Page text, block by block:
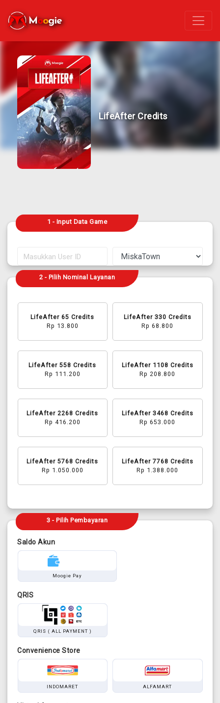
LifeAfter Credits
1 - Input Data Game
2 - Pilih Nominal Layanan
LifeAfter 65 Credits
Rp 13.800
LifeAfter 330 Credits
Rp 68.800
LifeAfter 558 Credits
Rp 111.200
LifeAfter 1108 Credits
Rp 208.800
LifeAfter 2268 Credits
Rp 416.200
LifeAfter 3468 Credits
Rp 653.000
LifeAfter 5768 Credits
Rp 1.050.000
LifeAfter 7768 Credits
Rp 1.388.000
3 - Pilih Pembayaran
Saldo Akun
Moogie Pay
QRIS
QRIS ( ALL PAYMENT )
Convenience Store
INDOMARET ALFAMART